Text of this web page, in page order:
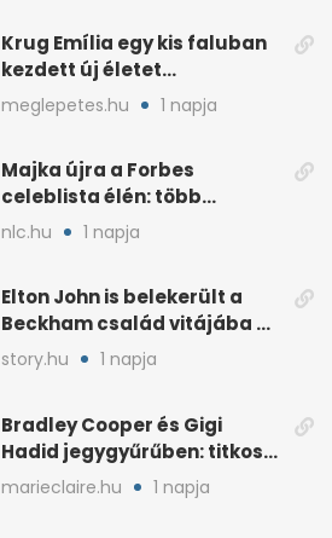
Krug Emília egy kis faluban
kezdett új életet
szakemberrel
meglepetes.hu 1 napja
Majka újra a Forbes
celeblista élén: több
váratlan név az
élmezőnyben
nlc.hu 1 napja
Elton John is belekerült a
Beckham család vitájába a
francia Riviérán
story.hu 1 napja
Bradley Cooper és Gigi
Hadid jegygyűrűben: titkos
esküvő jöhet szóba
marieclaire.hu 1 napja